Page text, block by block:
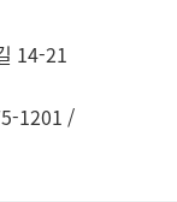
14-21
1201 /